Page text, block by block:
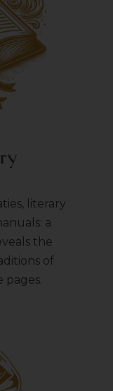
literary
a
the
of